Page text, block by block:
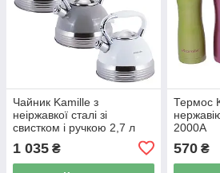
Чайник Kamille з
неіржавкої сталі зі
свистком і ручкою 2,7 л
1 035 ₴
Термос
2000A
570₴